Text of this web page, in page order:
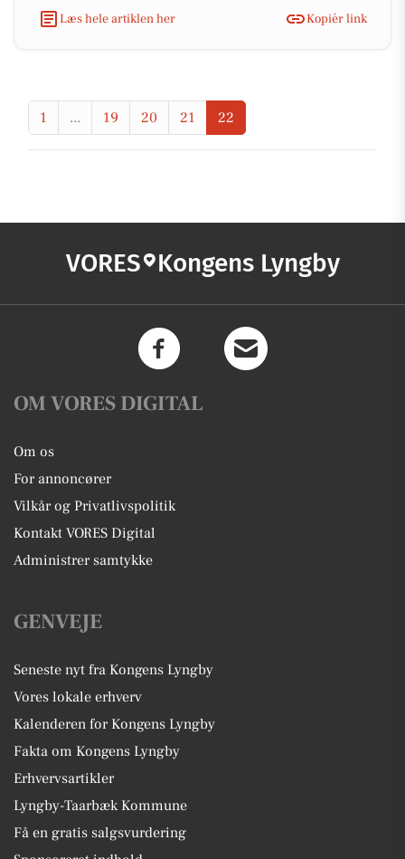
Læs hele artiklen her
Kopiér link
1 ... 19 20 21 22
VORES Kongens Lyngby
OM VORES DIGITAL
Om os
For annoncører
Vilkår og Privatlivspolitik
Kontakt VORES Digital
Administrer samtykke
GENVEJE
Seneste nyt fra Kongens Lyngby
Vores lokale erhverv
Kalenderen for Kongens Lyngby
Fakta om Kongens Lyngby
Erhvervsartikler
Lyngby-Taarbæk Kommune
Få en gratis salgsvurdering